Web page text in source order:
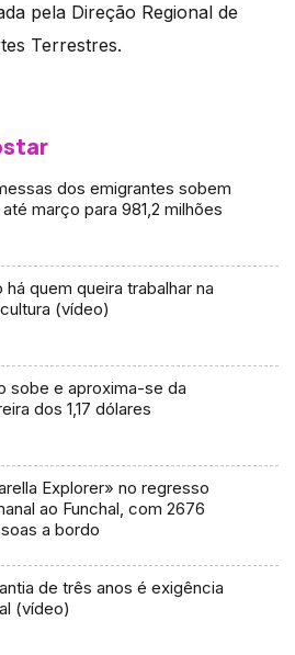
pela Direção Regional de
Terrestres.
dos emigrantes sobem
março para 981,2 milhões
há quem queira trabalhar na
(vídeo)
sobe e aproxima-se da
dos 1,17 dólares
Explorer» no regresso
ao Funchal, com 2676
a bordo
de três anos é exigência
(vídeo)